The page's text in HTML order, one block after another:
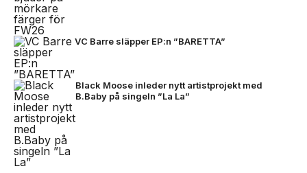
VC Barre släpper EP:n ”BARETTA”
Black Moose inleder nytt artistprojekt med
B.Baby på singeln ”La La”